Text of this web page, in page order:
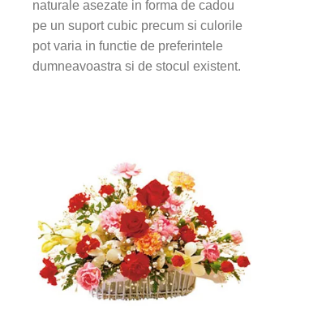
naturale asezate in forma de cadou
pe un suport cubic precum si culorile
pot varia in functie de preferintele
dumneavoastra si de stocul existent.